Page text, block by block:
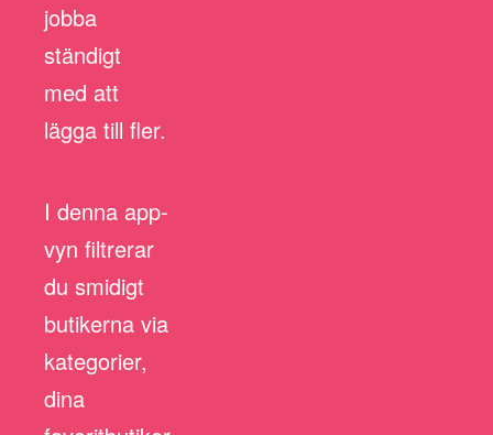
jobba
ständigt
med att
lägga till fler.
I denna app-
vyn filtrerar
du smidigt
butikerna via
kategorier,
dina